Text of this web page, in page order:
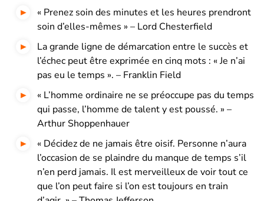
« Prenez soin des minutes et les heures prendront
soin d’elles-mêmes » – Lord Chesterfield
La grande ligne de démarcation entre le succès et
l’échec peut être exprimée en cinq mots : « Je n’ai
pas eu le temps ». – Franklin Field
« L’homme ordinaire ne se préoccupe pas du temps
qui passe, l’homme de talent y est poussé. » –
Arthur Shoppenhauer
« Décidez de ne jamais être oisif. Personne n’aura
l’occasion de se plaindre du manque de temps s’il
n’en perd jamais. Il est merveilleux de voir tout ce
que l’on peut faire si l’on est toujours en train